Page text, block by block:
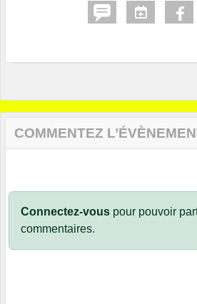
COMMENTEZ
Connectez-vous pour pouvoir
commentaires.